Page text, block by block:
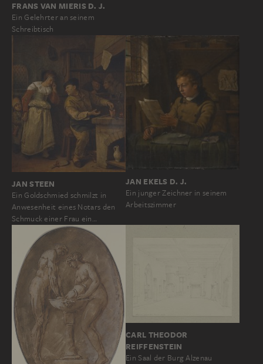
FRANS VAN MIERIS D. J.
Ein Gelehrter an seinem
Schreibtisch
JAN STEEN
Ein Goldschmied schmilzt in
Anwesenheit eines Notars den
Schmuck einer Frau ein…
JAN EKELS D. J.
Ein junger Zeichner in seinem
Arbeitszimmer
CARL THEODOR
REIFFENSTEIN
Ein Saal der Burg Alzenau